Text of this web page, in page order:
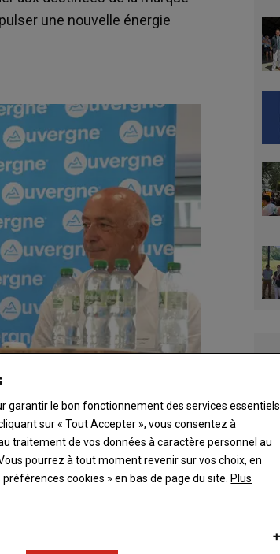
une nouvelle énergie
garantir le bon fonctionnement des services essentiels
sur « Tout Accepter », vous consentez à
traitement de vos données à caractère personnel au
pourrez à tout moment revenir sur vos choix, en
cookies » en bas de page du site. Plus